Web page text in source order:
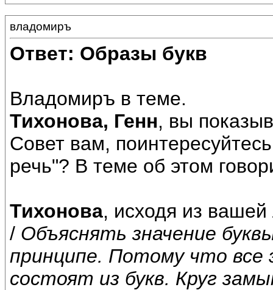
владомиръ
Ответ: Образы букв
Владомиръ в теме.
Тихонова, Генн, вы
Совет вам,
речь"? В теме об этом
Тихонова, исходя из
/ Объяснять значение
принципе. Потому что
состоят из букв. Круг